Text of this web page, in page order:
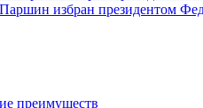
избран президентом